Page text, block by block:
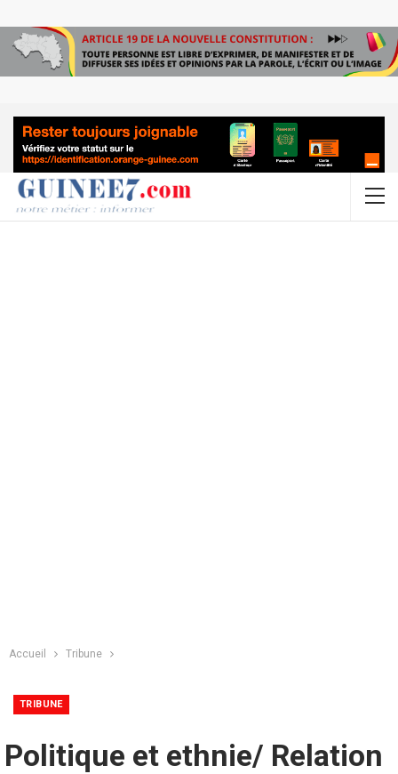
Accueil Tribune
TRIBUNE
Politique et ethnie/ Relation